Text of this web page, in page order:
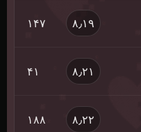
۸٫۱۹ ۱۴۷
۸٫۲۱ ۴۱
۸٫۲۲ ۱۸۸